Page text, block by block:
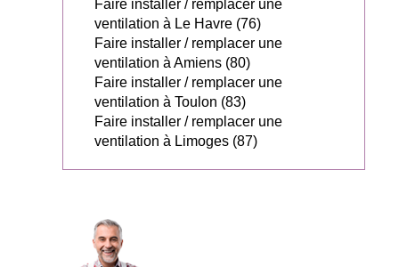
Faire installer / remplacer une
ventilation à Le Havre (76)
Faire installer / remplacer une
ventilation à Amiens (80)
Faire installer / remplacer une
ventilation à Toulon (83)
Faire installer / remplacer une
ventilation à Limoges (87)